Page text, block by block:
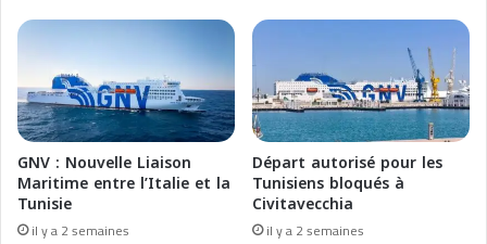
n
s
t
r
e
d
e
s
d
c
o
o
p
e
r
a
GNV : Nouvelle Liaison
Maritime entre l’Italie et la
Tunisie
il y a 2 semaines
Départ autorisé pour les
Tunisiens bloqués à
Civitavecchia
il y a 2 semaines